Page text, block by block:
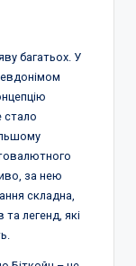
багатьох. У
стало
за нею
складна,
та легенд, які